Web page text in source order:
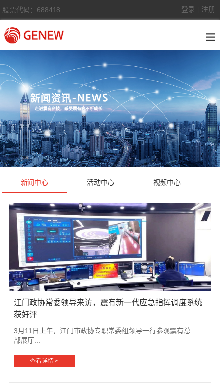
股票代码：688418 登录 注册
新闻中心 活动中心 视频中心
江门政协常委领导来访，震有新一代应急指挥调度系统
获好评
3月11日上午，江门市政协专职常委组领导一行参观震有总
部展厅...
查看详情 >